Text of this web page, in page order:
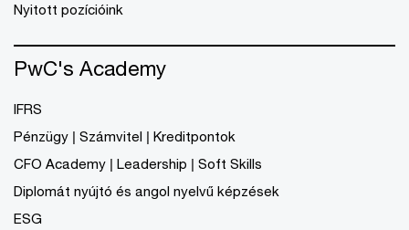
Nyitott pozícióink
PwC's Academy
IFRS
Pénzügy | Számvitel | Kreditpontok
CFO Academy | Leadership | Soft Skills
Diplomát nyújtó és angol nyelvű képzések
ESG